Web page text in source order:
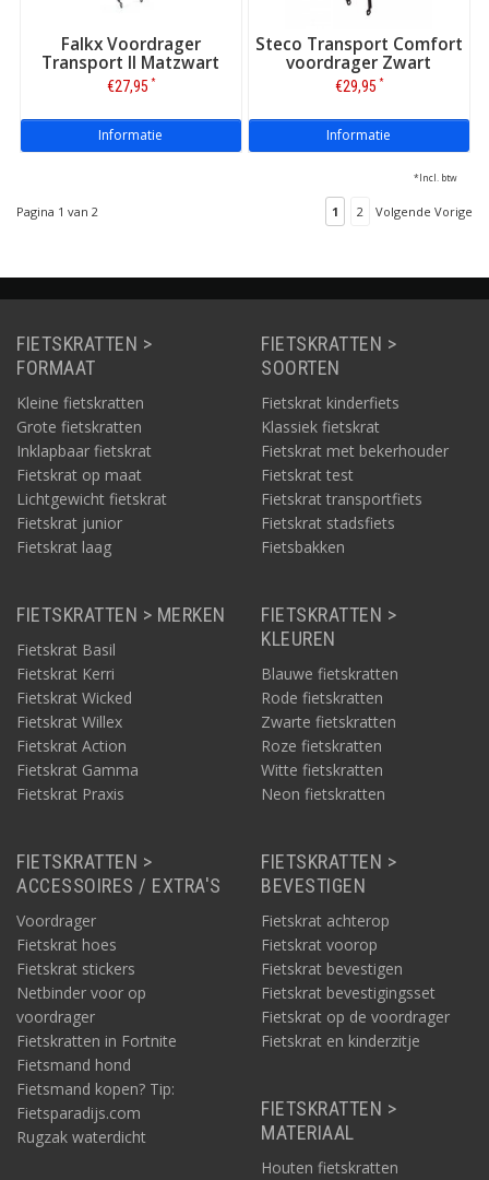
Falkx Voordrager
Transport II Matzwart
€27,95 *
Informatie
Steco Transport Comfort
voordrager Zwart
€29,95 *
Informatie
*Incl. btw
Pagina 1 van 2 1 2 Volgende Vorige
FIETSKRATTEN >
FORMAAT
Kleine fietskratten
Grote fietskratten
Inklapbaar fietskrat
Fietskrat op maat
Lichtgewicht fietskrat
Fietskrat junior
Fietskrat laag
FIETSKRATTEN >
SOORTEN
Fietskrat kinderfiets
Klassiek fietskrat
Fietskrat met bekerhouder
Fietskrat test
Fietskrat transportfiets
Fietskrat stadsfiets
Fietsbakken
FIETSKRATTEN > MERKEN
Fietskrat Basil
Fietskrat Kerri
Fietskrat Wicked
Fietskrat Willex
Fietskrat Action
Fietskrat Gamma
Fietskrat Praxis
FIETSKRATTEN >
KLEUREN
Blauwe fietskratten
Rode fietskratten
Zwarte fietskratten
Roze fietskratten
Witte fietskratten
Neon fietskratten
FIETSKRATTEN >
ACCESSOIRES / EXTRA'S
Voordrager
Fietskrat hoes
Fietskrat stickers
Netbinder voor op
voordrager
Fietskratten in Fortnite
Fietsmand hond
Fietsmand kopen? Tip:
Fietsparadijs.com
Rugzak waterdicht
FIETSKRATTEN >
BEVESTIGEN
Fietskrat achterop
Fietskrat voorop
Fietskrat bevestigen
Fietskrat bevestigingsset
Fietskrat op de voordrager
Fietskrat en kinderzitje
FIETSKRATTEN >
MATERIAAL
Houten fietskratten